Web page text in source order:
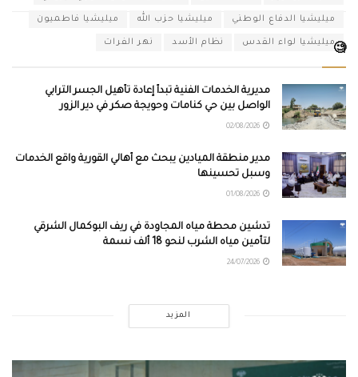
ميليشيا الدفاع الوطني ميليشيا حزب الله ميليشيا فاطميون
ميليشيا لواء القدس نظام الأسد نهر الفرات
🧐
مديرية الخدمات الفنية تبدأ إعادة تأهيل الجسر الترابي
الواصل بين حي كنامات وحويجة صكر في دير الزور
مدير منطقة الميادين يبحث مع أهالي القورية واقع الخدمات
وسبل تحسينها
تدشين محطة مياه المجاودة في ريف البوكمال الشرقي
لتأمين مياه الشرب لنحو 18 ألف نسمة
المزيد